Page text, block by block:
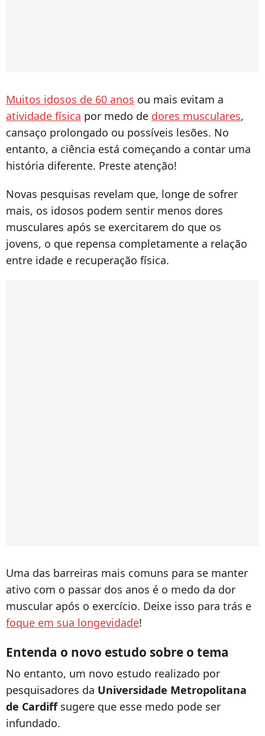
Muitos idosos de 60 anos ou mais evitam a
atividade física por medo de dores musculares,
cansaço prolongado ou possíveis lesões. No
entanto, a ciência está começando a contar uma
história diferente. Preste atenção!
Novas pesquisas revelam que, longe de sofrer
mais, os idosos podem sentir menos dores
musculares após se exercitarem do que os
jovens, o que repensa completamente a relação
entre idade e recuperação física.
Uma das barreiras mais comuns para se manter
ativo com o passar dos anos é o medo da dor
muscular após o exercício. Deixe isso para trás e
foque em sua longevidade!
Entenda o novo estudo sobre o tema
No entanto, um novo estudo realizado por
pesquisadores da Universidade Metropolitana
de Cardiff sugere que esse medo pode ser
infundado.